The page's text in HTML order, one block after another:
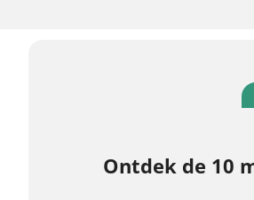
Ontdek de 10